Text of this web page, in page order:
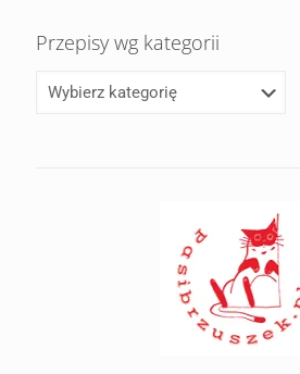
Przepisy wg kategorii